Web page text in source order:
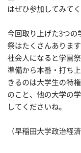
はぜひ参加してみてく
今回取り上げた3つの
祭はたくさんあります
社会人になると学園
準備から本番・打ち
きるのは大学生の特
のこと、他の大学の
してくださいね。
（早稲田大学政治経